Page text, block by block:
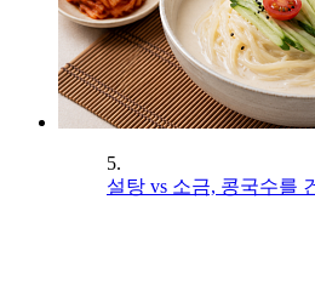
5.
설탕 vs 소금, 콩국수를